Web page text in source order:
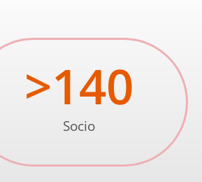
Socio
>140